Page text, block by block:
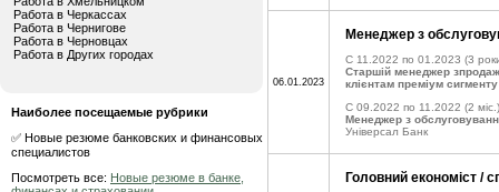
Работа в Черкассах
Работа в Чернигове
Работа в Черновцах
Работа в Других городах
Наиболее посещаемые рубрики
✅ Новые резюме банковских и финансовых
специалистов
Посмотреть все: Новые резюме в банке,
06.01.2023
Менеджер з
C 11.2022 по 01.2023 (3
Старшій менеджер
клієнтам преміум сигменту
C 09.2022 по 11.2022 (2 міс.)
Менеджер з
Універсал Банк
Головний економіст /